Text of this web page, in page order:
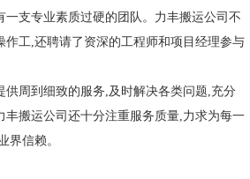
一支专业素质过硬的团队。力丰搬运公司不
作工,还聘请了资深的工程师和项目经理参与
供周到细致的服务,及时解决各类问题,充分
丰搬运公司还十分注重服务质量,力求为每一
界信赖。